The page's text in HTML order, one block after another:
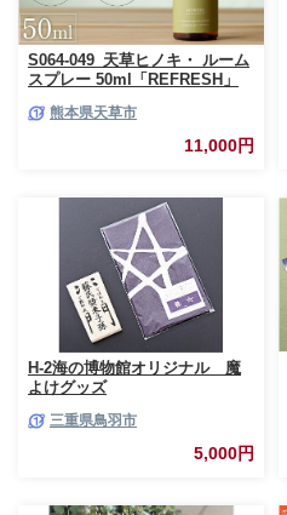
S064-049_天草ヒノキ・ ルーム
スプレー 50ml「REFRESH」
熊本県天草市
11,000円
H-2海の博物館オリジナル 魔
よけグッズ
三重県鳥羽市
5,000円